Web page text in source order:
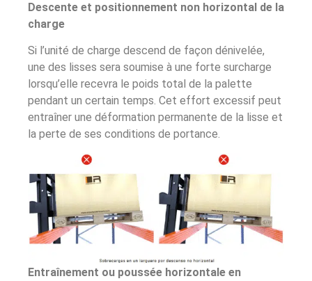
Descente et positionnement non horizontal de la
charge
Si l’unité de charge descend de façon dénivelée,
une des lisses sera soumise à une forte surcharge
lorsqu’elle recevra le poids total de la palette
pendant un certain temps. Cet effort excessif peut
entraîner une déformation permanente de la lisse et
la perte de ses conditions de portance.
Entraînement ou poussée horizontale en